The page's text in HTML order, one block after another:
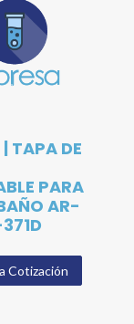
TAPA DE
PARA
AR-
Cotización